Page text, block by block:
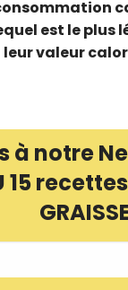
est le plus
valeur
à notre
15 recettes